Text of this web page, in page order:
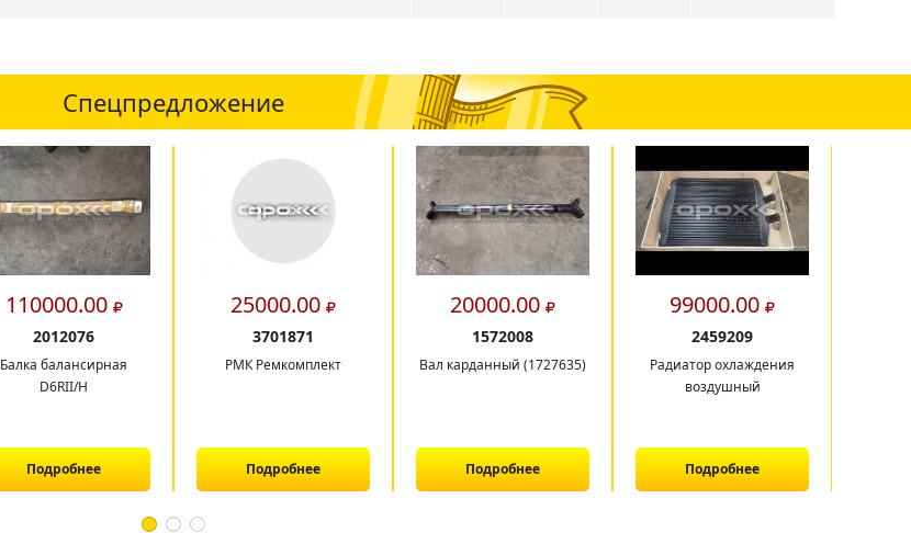
Спецпредложение
110000.00
2012076
Балка балансирная
D6RII/H
Подробнее
25000.00
3701871
РМК Ремкомплект
Подробнее
20000.00
1572008
Вал карданный (1727635)
Подробнее
99000.00
2459209
Радиатор охлаждения
воздушный
Подробнее